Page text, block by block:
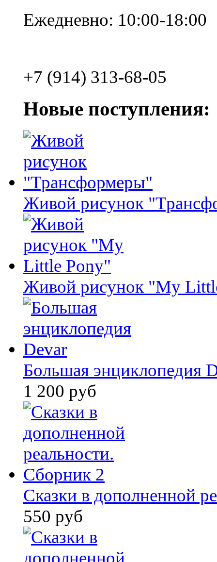
Ежедневно: 10:00-18:00
+7 (914) 313-68-05
Новые поступления:
Живой рисунок
Живой рисунок "My
Большая энциклопедия
1 200 руб
Сказки в дополненной
550 руб